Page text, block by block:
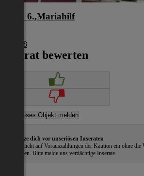
Wien 6.,Mariahilf
€ 5.918
Inserat bewerten
Schütze dich vor unseriösen Inseraten
Gehe nicht auf Vorauszahlungen der Kaution ein ohne
zu haben. Bitte melde uns verdächtige Inserate.